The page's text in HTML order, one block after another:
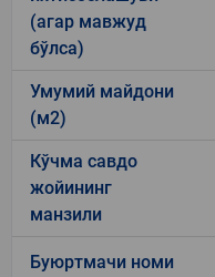
(агар мавжуд
бўлса)
Умумий майдони
(м2)
Кўчма савдо
жойининг
манзили
Буюртмачи номи